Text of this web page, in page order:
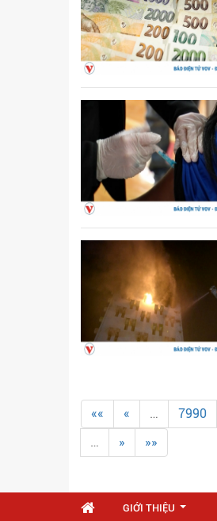
«« « … 7990
…
» »»
GIỚI THIỆU